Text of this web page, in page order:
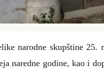
narodne skupštine
naredne godine, kao i